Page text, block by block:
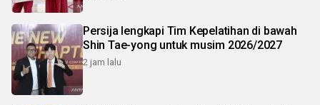
Persija lengkapi Tim Kepelatihan di bawah
Shin Tae-yong untuk musim 2026/2027
2 jam lalu